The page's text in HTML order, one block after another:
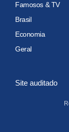
Famosos & TV
Brasil
Economia
Geral
Site auditado